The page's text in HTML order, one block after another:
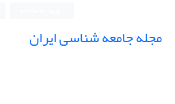
مجله جامعه شناسی ایران